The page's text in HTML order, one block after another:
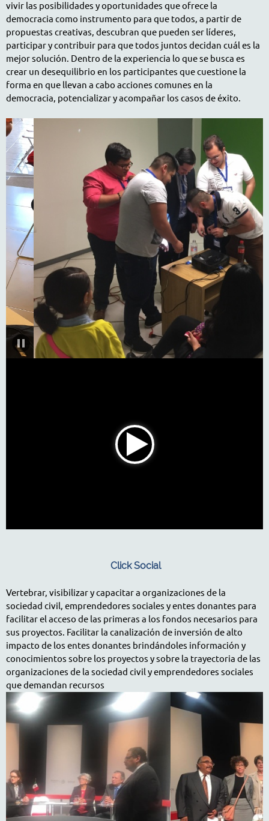
vivir las posibilidades y oportunidades que ofrece la
democracia como instrumento para que todos, a partir de
propuestas creativas, descubran que pueden ser líderes,
participar y contribuir para que todos juntos decidan cuál es la
mejor solución. Dentro de la experiencia lo que se busca es
crear un desequilibrio en los participantes que cuestione la
forma en que llevan a cabo acciones comunes en la
democracia, potencializar y acompañar los casos de éxito.
Click Social
Vertebrar, visibilizar y capacitar a organizaciones de la
sociedad civil, emprendedores sociales y entes donantes para
facilitar el acceso de las primeras a los fondos necesarios para
sus proyectos. Facilitar la canalización de inversión de alto
impacto de los entes donantes brindándoles información y
conocimientos sobre los proyectos y sobre la trayectoria de las
organizaciones de la sociedad civil y emprendedores sociales
que demandan recursos